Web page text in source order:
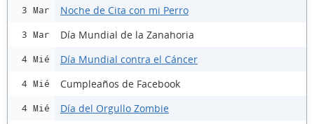
3 Mar Noche de Cita con mi Perro
3 Mar Día Mundial de la Zanahoria
4 Mié Día Mundial contra el Cáncer
4 Mié Cumpleaños de Facebook
4 Mié Día del Orgullo Zombie